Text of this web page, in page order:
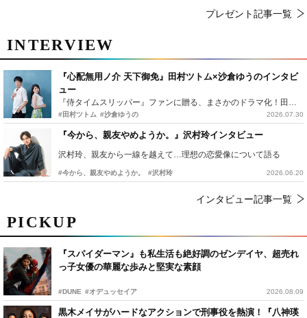
PICKUP
『スパイダーマン』も私生活も絶好調のゼンデイヤ、超売れ
っ子女優の華麗な歩みと堅実な素顔
#DUNE #オデュッセイア 2026.08.09
黒木メイサがハードなアクションで刑事役を熱演！『八神瑛
INTERVIEW
『心配無用ノ介 天下御免』田村ツトム×沙倉ゆうのインタビ
ュー
『侍タイムスリッパー』ファンに贈る、まさかのドラマ化！田村ツトム×沙倉ゆうのが語る『心配無用ノ介』撮影秘話
#田村ツトム #沙倉ゆうの 2026.07.30
『今から、親友やめようか。』沢村玲インタビュー
沢村玲、親友から一線を越えて…理想の恋愛像について語る
#今から、親友やめようか。 #沢村玲 2026.06.20
インタビュー記事一覧
プレゼント記事一覧